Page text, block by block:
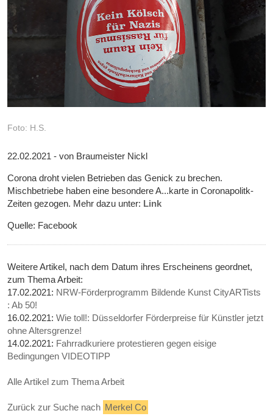
Foto: H.S.
22.02.2021 - von Braumeister Nickl
Corona droht vielen Betrieben das Genick zu brechen.
Mischbetriebe haben eine besondere A...karte in Coronapolitk-
Zeiten gezogen. Mehr dazu unter: Link
Quelle: Facebook
Weitere Artikel, nach dem Datum ihres Erscheinens geordnet,
zum Thema Arbeit:
17.02.2021: NRW-Förderprogramm Bildende Kunst CityARTists
: Ab 50!
16.02.2021:Wie toll!: Düsseldorfer Förderpreise für Künstler jetzt
ohne Altersgrenze!
14.02.2021: Fahrradkuriere protestieren gegen eisige
Bedingungen VIDEOTIPP
Alle Artikel zum Thema Arbeit
Zurück zur Suche nach Merkel Co